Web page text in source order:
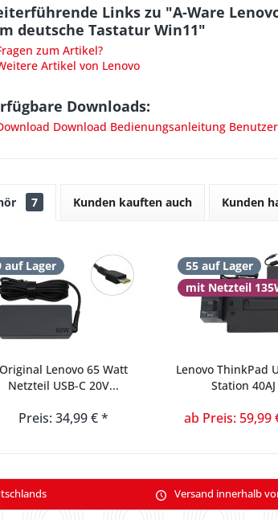
Links zu "A-Ware Lenovo
deutsche Tastatur Win11"
zum Artikel?
Artikel von Lenovo
Downloads:
Download Bedienungsanleitung
7 Kunden kauften auch Kunden
auf Lager
Original Lenovo 65 Watt
Netzteil USB-C 20V...
Preis: 34,99 € *
55 auf Lager
mit Netzteil
Lenovo ThinkPad
Station
ab Preis: 59,99
Versand innerhalb